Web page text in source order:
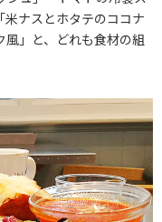
ナスとホタテのココナ
」と、どれも食材の組